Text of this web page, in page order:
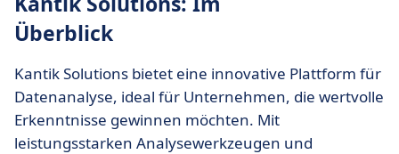
Überblick
Kantik Solutions bietet eine innovative Plattform für
Datenanalyse, ideal für Unternehmen, die wertvolle
Erkenntnisse gewinnen möchten. Mit
leistungsstarken Analysewerkzeugen und